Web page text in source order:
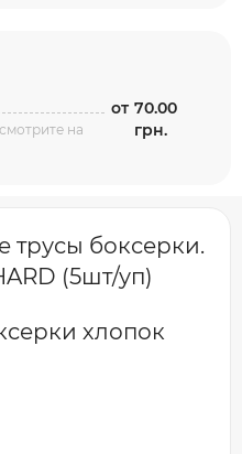
на
от 70.00
грн.
боксерки.
(5шт/уп)
хлопок